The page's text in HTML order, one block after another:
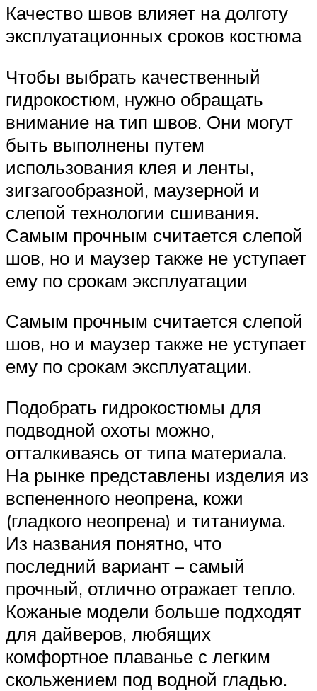
Качество швов влияет на долготу
эксплуатационных сроков костюма
Чтобы выбрать качественный
гидрокостюм, нужно обращать
внимание на тип швов. Они могут
быть выполнены путем
использования клея и ленты,
зигзагообразной, маузерной и
слепой технологии сшивания.
Самым прочным считается слепой
шов, но и маузер также не уступает
ему по срокам эксплуатации
Самым прочным считается слепой
шов, но и маузер также не уступает
ему по срокам эксплуатации.
Подобрать гидрокостюмы для
подводной охоты можно,
отталкиваясь от типа материала.
На рынке представлены изделия из
вспененного неопрена, кожи
(гладкого неопрена) и титаниума.
Из названия понятно, что
последний вариант – самый
прочный, отлично отражает тепло.
Кожаные модели больше подходят
для дайверов, любящих
комфортное плаванье с легким
скольжением под водной гладью.